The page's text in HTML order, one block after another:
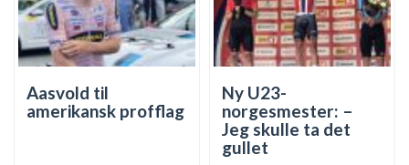
Aasvold til
amerikansk profflag
Ny U23-
norgesmester: –
Jeg skulle ta det
gullet